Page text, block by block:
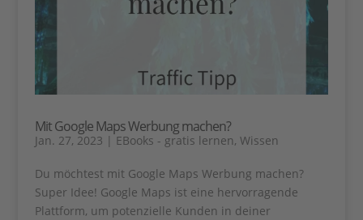
Mit Google Maps Werbung machen?
Jan. 27, 2023 | EBooks - gratis lernen, Wissen
Du möchtest mit Google Maps Werbung machen?
Super Idee! Google Maps ist eine hervorragende
Plattform, um potenzielle Kunden in deiner